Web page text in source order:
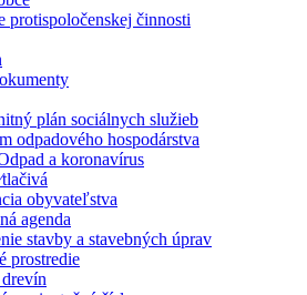
protispoločenskej činnosti
plán sociálnych služieb
odpadového hospodárstva
a koronavírus
obyvateľstva
agenda
stavby a stavebných úprav
prostredie